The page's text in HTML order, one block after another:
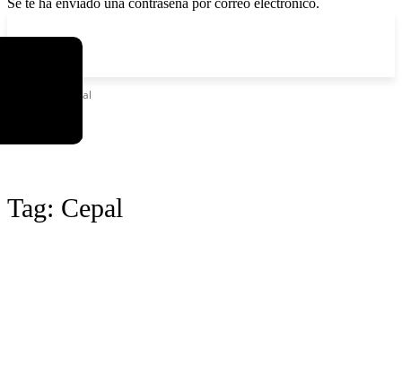
Se te ha enviado una contraseña por correo electrónico.
Cepal
Tag: Cepal